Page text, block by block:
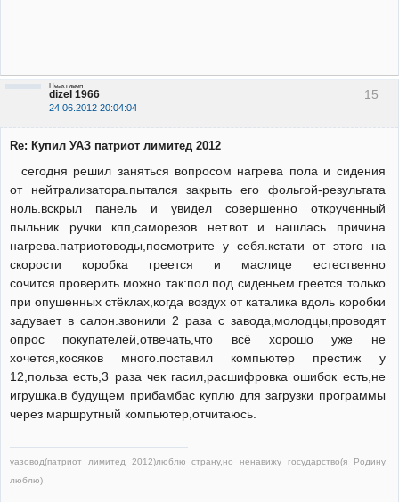
15
dizel 1966
24.06.2012 20:04:04
Неактивен
Re: Купил УАЗ патриот лимитед 2012
сегодня решил заняться вопросом нагрева пола и сидения
от нейтрализатора.пытался закрыть его фольгой-результата
ноль.вскрыл панель и увидел совершенно открученный
пыльник ручки кпп,саморезов нет.вот и нашлась причина
нагрева.патриотоводы,посмотрите у себя.кстати от этого на
скорости коробка греется и маслице естественно
сочится.проверить можно так:пол под сиденьем греется только
при опушенных стёклах,когда воздух от каталика вдоль коробки
задувает в салон.звонили 2 раза с завода,молодцы,проводят
опрос покупателей,отвечать,что всё хорошо уже не
хочется,косяков много.поставил компьютер престиж у
12,польза есть,3 раза чек гасил,расшифровка ошибок есть,не
игрушка.в будущем прибамбас куплю для загрузки программы
через маршрутный компьютер,отчитаюсь.
уазовод(патриот лимитед 2012)люблю страну,но ненавижу государство(я Родину
люблю)